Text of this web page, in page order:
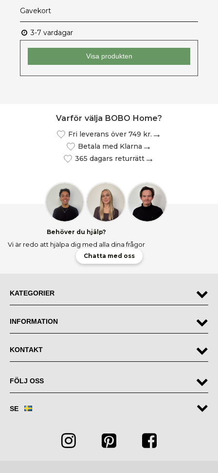
Gavekort
3-7 vardagar
Visa produkten
Varför välja BOBO Home?
Fri leverans över 749 kr.
Betala med Klarna
365 dagars returrätt
Behöver du hjälp?
Vi är redo att hjälpa dig med alla dina frågor
Chatta med oss
KATEGORIER
INFORMATION
KONTAKT
FÖLJ OSS
SE